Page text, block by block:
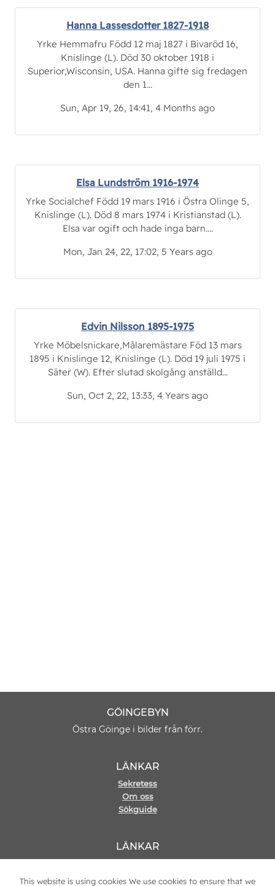
Hanna Lassesdotter 1827-1918
Yrke Hemmafru Född 12 maj 1827 i Bivaröd 16,
Knislinge (L). Död 30 oktober 1918 i
Superior,Wisconsin, USA. Hanna gifte sig fredagen
den 1...
Sun, Apr 19, 26, 14:41, 4 Months ago
Elsa Lundström 1916-1974
Yrke Socialchef Född 19 mars 1916 i Östra Olinge 5,
Knislinge (L). Död 8 mars 1974 i Kristianstad (L).
Elsa var ogift och hade inga barn....
Mon, Jan 24, 22, 17:02, 5 Years ago
Edvin Nilsson 1895-1975
Yrke Möbelsnickare,Målaremästare Föd 13 mars
1895 i Knislinge 12, Knislinge (L). Död 19 juli 1975 i
Säter (W). Efter slutad skolgång anställd...
Sun, Oct 2, 22, 13:33, 4 Years ago
GÖINGEBYN
Östra Göinge i bilder från förr.
LÄNKAR
Sekretess
Om oss
Sökguide
LÄNKAR
This website is using cookies We use cookies to ensure that we